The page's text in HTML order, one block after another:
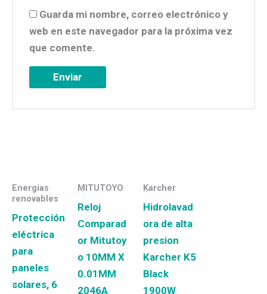
Guarda mi nombre, correo electrónico y
web en este navegador para la próxima vez
que comente.
Energias
renovables
Protección
eléctrica
para
paneles
solares, 6
MITUTOYO
Reloj
Comparad
or Mitutoy
o 10MM X
0.01MM
2046A
Karcher
Hidrolavad
ora de alta
presion
Karcher K5
Black
1900W